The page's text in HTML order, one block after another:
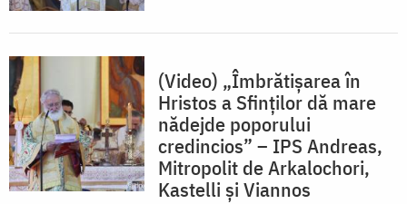
(Video) „Îmbrătișarea în
Hristos a Sfinților dă mare
nădejde poporului
credincios” – IPS Andreas,
Mitropolit de Arkalochori,
Kastelli şi Viannos